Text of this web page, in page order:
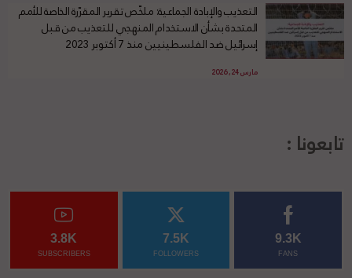
التعذيب والإبادة الجماعية: ملخّص تقرير المقرّرة الخاصة للأمم
المتحدة بشأن الاستخدام المنهجي للتعذيب من قبل
إسرائيل ضد الفلسطينيين منذ 7 أكتوبر 2023
مارس 24, 2026
تابعونا :
9.3K
FANS
7.5K
FOLLOWERS
3.8K
SUBSCRIBERS